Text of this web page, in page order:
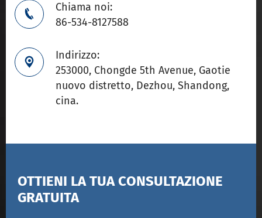

Chiama noi:
86-534-8127588

Indirizzo:
253000, Chongde 5th Avenue, Gaotie
nuovo distretto, Dezhou, Shandong,
cina.
OTTIENI LA TUA CONSULTAZIONE
GRATUITA